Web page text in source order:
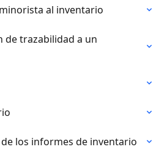
al inventario
trazabilidad a un
los informes de inventario